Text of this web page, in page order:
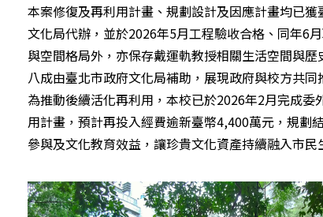
本案修復及再利用計畫、規劃設計及因應計畫均已
文化局代辦，並於2026年5月工程驗收合格、同年6
與空間格局外，亦保存戴運軌教授相關生活空間與
八成由臺北市政府文化局補助，展現政府與校方共同
為推動後續活化再利用，本校已於2026年2月完成
用計畫，預計再投入經費逾新臺幣4,400萬元，規劃
參與及文化教育效益，讓珍貴文化資產持續融入市民